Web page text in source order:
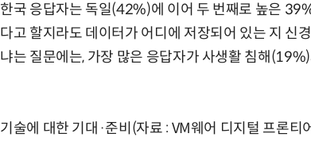
한국 응답자는 독일(42%)에 이어 두 번째로 높은
다고 할지라도 데이터가 어디에 저장되어 있는 지 신
냐는 질문에는, 가장 많은 응답자가 사생활 침해
기술에 대한 기대·준비(자료 : VM웨어 디지털 프론티